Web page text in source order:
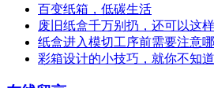
百变纸箱，低碳生活
废旧纸盒千万别扔，还可以这样
纸盒进入模切工序前需要注意
彩箱设计的小技巧，就你不知道